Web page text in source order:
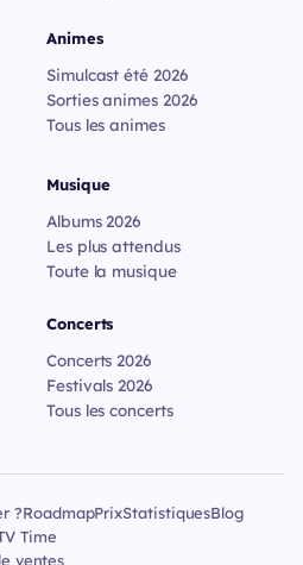
Animes
Simulcast été 2026
Sorties animes 2026
Tous les animes
Musique
Albums 2026
Les plus attendus
Toute la musique
Concerts
Concerts 2026
Festivals 2026
Tous les concerts
?RoadmapPrixStatistiquesBlog
Time
ventes